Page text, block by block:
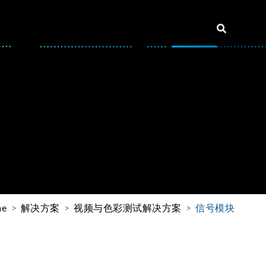
解决方案 视频与色彩测试解决方案 信号模块